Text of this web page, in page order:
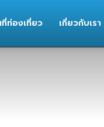
ท่องเที่ยว เกี่ยวกับเรา